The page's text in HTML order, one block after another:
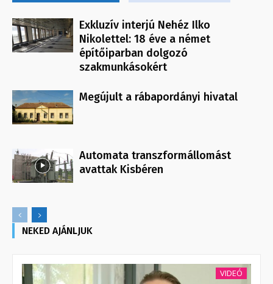
Exkluzív interjú Nehéz Ilko
Nikolettel: 18 éve a német
építőiparban dolgozó
szakmunkásokért
Megújult a rábapordányi hivatal
Automata transzformállomást
avattak Kisbéren
NEKED AJÁNLJUK
VIDEÓ